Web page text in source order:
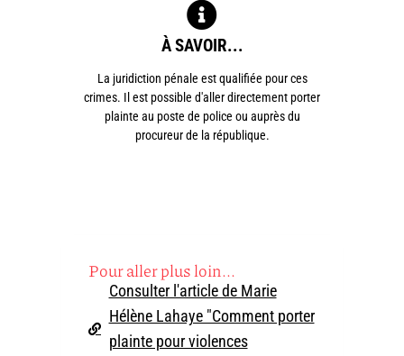
À SAVOIR...
La juridiction pénale est qualifiée pour ces
crimes. Il est possible d'aller directement porter
plainte au poste de police ou auprès du
procureur de la république.
Pour aller plus loin...
Consulter l'article de Marie
Hélène Lahaye "Comment porter
plainte pour violences